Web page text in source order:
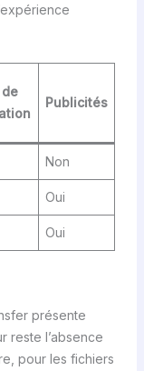
Publicités
Non
Oui
Oui
présente
reste l’absence
pour les fichiers